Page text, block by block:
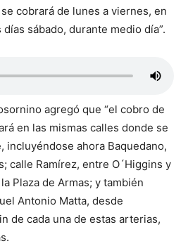
cobrará de lunes a viernes, en
sábado, durante medio día”.
agregó que “el cobro de
en las mismas calles donde se
incluyéndose ahora Baquedano,
calle Ramírez, entre O´Higgins y
Plaza de Armas; y también
Antonio Matta, desde
de cada una de estas arterias,